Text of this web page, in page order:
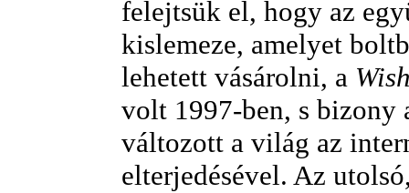
felejtsük el, hogy az
kislemeze, amelyet
lehetett vásárolni, a
volt 1997-ben, s bizony
változott a világ az
elterjedésével. Az